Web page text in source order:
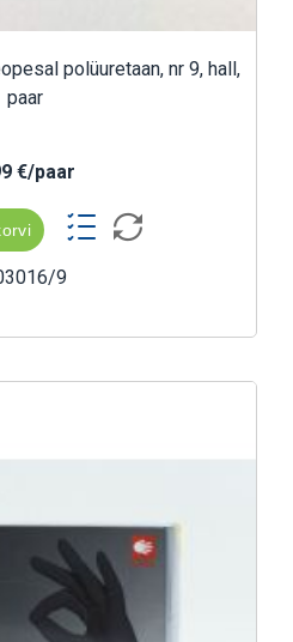
polüuretaan, nr 9, hall,
paar
€/paar
9